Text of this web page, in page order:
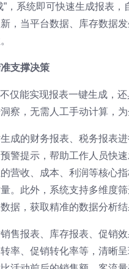
，系统即可快速生成报表
，当平台数据、库存数据
支撑决策
仅能实现报表一键生成，
察，无需人工手动计算，
成的财务报表、税务报表
警提示，帮助工作人员快
营收、成本、利润等核心
。此外，系统支持多维度
据，获取精准的数据分析结
售报表、库存报表、促销
率、促销转化率等，清晰